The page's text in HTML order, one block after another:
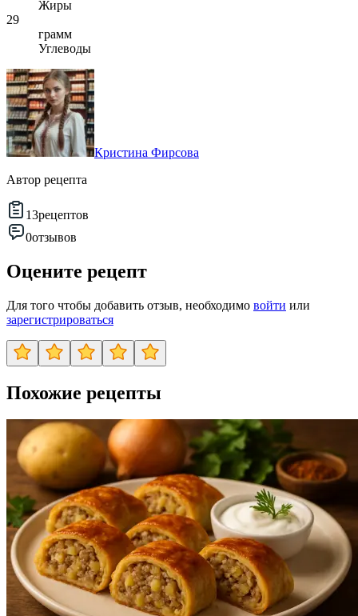
Жиры
29
грамм
Углеводы
Кристина Фирсова
Автор рецепта
13рецептов
0отзывов
Оцените рецепт
Для того чтобы добавить отзыв, необходимо войти или
зарегистрироваться
Похожие рецепты